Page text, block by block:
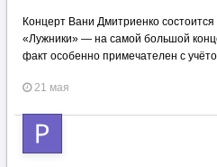
Концерт Вани Дмитриенко
«Лужники» — на самой большой
факт особенно примечателен с
21 мая